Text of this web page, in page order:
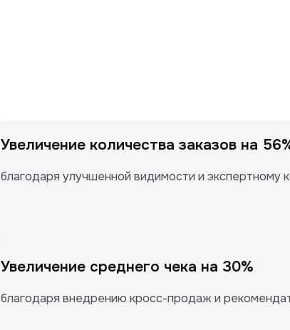
Увеличение количества заказов на
благодаря улучшенной видимости и экспертному
Увеличение среднего чека на 30%
благодаря внедрению кросс-продаж и